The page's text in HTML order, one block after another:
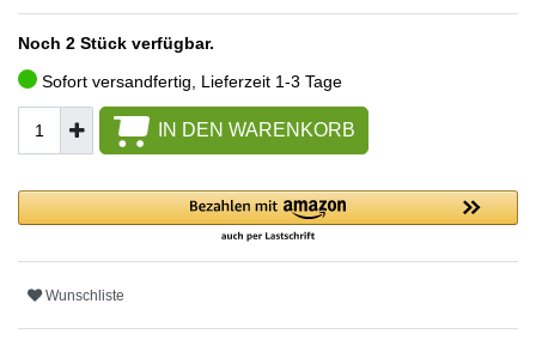
Noch 2 Stück verfügbar.
Sofort versandfertig, Lieferzeit 1-3 Tage
IN DEN WARENKORB
Wunschliste